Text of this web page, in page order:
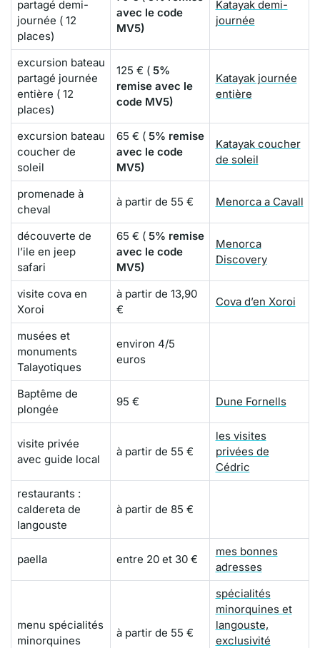
partagé demi-
journée ( 12
places)
avec le code
MV5)
Katayak demi-
journée
excursion bateau
partagé journée
entière ( 12
places)
125 € (5%
remise avec le
code MV5)
Katayak journée
entière
excursion bateau
coucher de
soleil
65 € (5% remise
avec le code
MV5)
Katayak coucher
de soleil
promenade à
cheval
à partir de 55 € Menorca a Cavall
découverte de
l’ile en jeep
safari
65 € (5% remise
avec le code
MV5)
Menorca
Discovery
visite cova en
Xoroi
à partir de 13,90
€
Cova d’en Xoroi
musées et
monuments
Talayotiques
environ 4/5
euros
Baptême de
plongée
95 € Dune Fornells
visite privée
avec guide local
à partir de 55 €
les visites
privées de
Cédric
restaurants :
caldereta de
langouste
à partir de 85 €
paella entre 20 et 30 €
mes bonnes
adresses
menu spécialités
minorquines
à partir de 55 €
spécialités
minorquines et
langouste,
exclusivité